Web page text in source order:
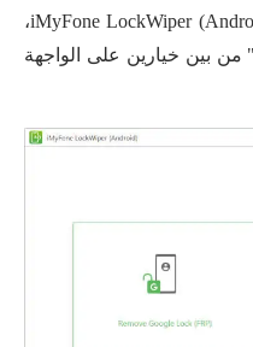
قم بتنزيل وتشغيل iMyFone LockWiper (Android)،
ثم حدد "إزالة قفل Google (FRP)" من بين خيارين على الواجهة